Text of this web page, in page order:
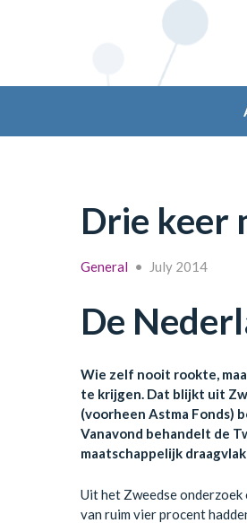
Drie keer
General • July 2014
De
Wie zelf nooit rookte,
te krijgen. Dat blijkt uit
(voorheen Astma Fonds)
Vanavond behandelt de
maatschappelijk draagvlak
Uit het Zweedse
van ruim vier procent